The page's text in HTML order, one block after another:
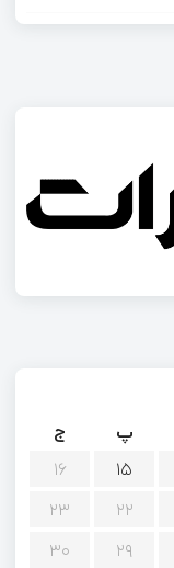
پ
ج
۱۵
۱۶
۲۲
۲۳
۲۹
۳۰